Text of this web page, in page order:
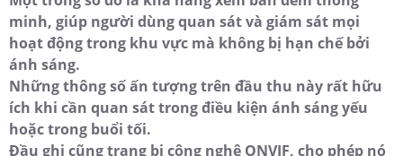
minh, giúp người dùng quan sát và giám sát mọi
hoạt động trong khu vực mà không bị hạn chế bởi
ánh sáng.
Những thông số ấn tượng trên đầu thu này rất hữu
ích khi cần quan sát trong điều kiện ánh sáng yếu
hoặc trong buổi tối.
Đầu ghi cũng trang bị công nghệ ONVIF, cho phép nó